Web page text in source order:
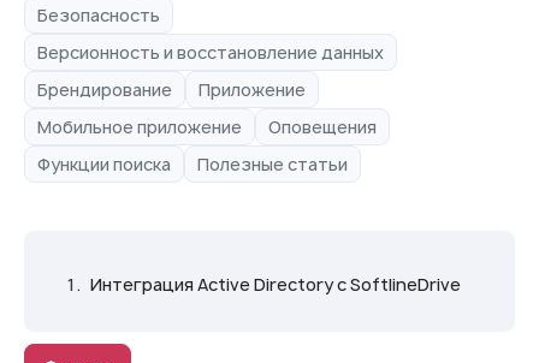
Безопасность
Версионность и восстановление данных
Брендирование
Приложение
Мобильное приложение
Оповещения
Функции поиска
Полезные статьи
Интеграция Active Directory с SoftlineDrive